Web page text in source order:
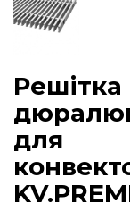
Решітка
для